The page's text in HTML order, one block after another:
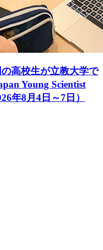
の高校生が立教大学で
Young Scientist
年8月4日～7日）